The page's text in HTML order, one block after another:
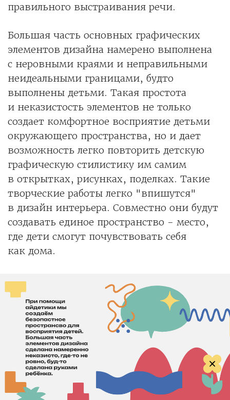
правильного выстраивания речи.
Большая часть основных графических
элементов дизайна намерено выполнена
с неровными краями и неправильными
неидеальными границами, будто
выполнены детьми. Такая простота
и неказистость элементов не только
создает комфортное восприятие детьми
окружающего пространства, но и дает
возможность легко повторить детскую
графическую стилистику им самим
в открытках, рисунках, поделках. Такие
творческие работы легко "впишутся"
в дизайн интерьера. Совместно они будут
создавать единое пространство - место,
где дети смогут почувствовать себя
как дома.